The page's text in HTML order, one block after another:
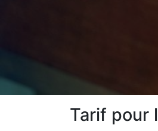
Tarif pour